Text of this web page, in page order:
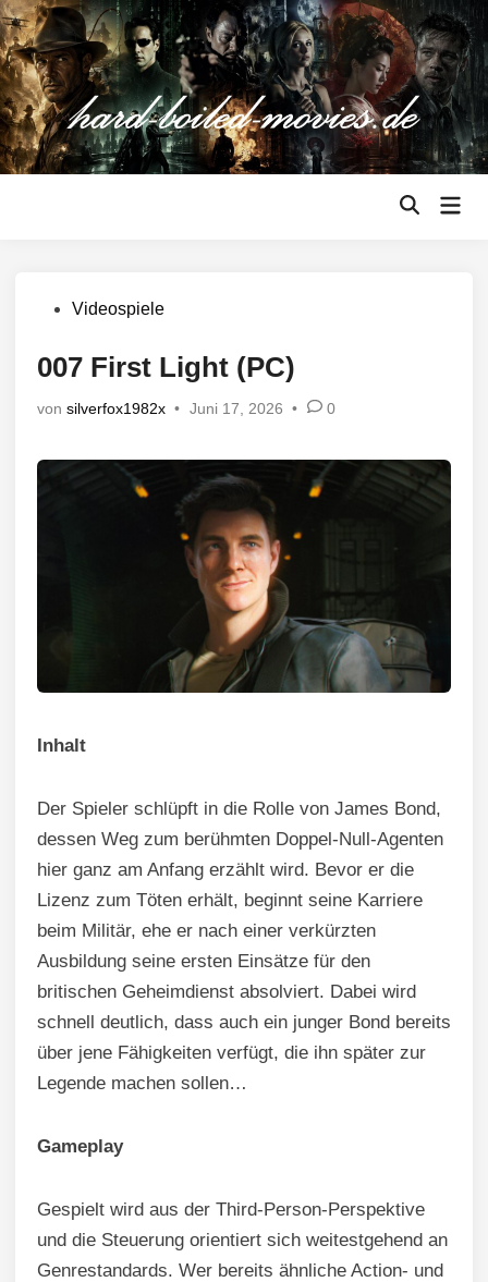
Zum
Inhalt
springen
Suche
Veröffentlicht
Videospiele
007 First Light (PC)
von silverfox1982x • Juni 17, 2026 • 0
Inhalt
Der Spieler schlüpft in die Rolle von James Bond,
dessen Weg zum berühmten Doppel-Null-Agenten
hier ganz am Anfang erzählt wird. Bevor er die
Lizenz zum Töten erhält, beginnt seine Karriere
beim Militär, ehe er nach einer verkürzten
Ausbildung seine ersten Einsätze für den
britischen Geheimdienst absolviert. Dabei wird
schnell deutlich, dass auch ein junger Bond bereits
über jene Fähigkeiten verfügt, die ihn später zur
Legende machen sollen…
Gameplay
Gespielt wird aus der Third-Person-Perspektive
und die Steuerung orientiert sich weitestgehend an
Genrestandards. Wer bereits ähnliche Action- und